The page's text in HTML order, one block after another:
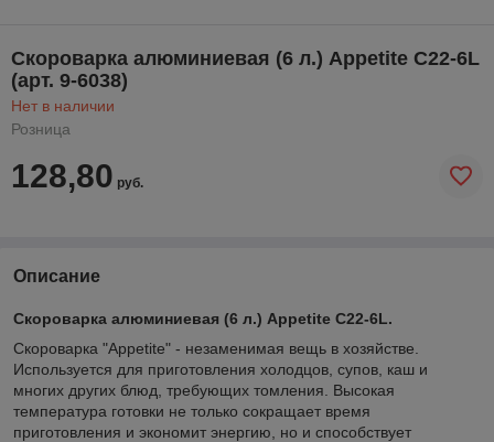
Скороварка алюминиевая (6 л.) Appetite C22-6L
(арт. 9-6038)
Нет в наличии
Розница
128,80 руб.
Описание
Скороварка алюминиевая (6 л.) Appetite C22-6L.
Скороварка "Appetite" - незаменимая вещь в хозяйстве.
Используется для приготовления холодцов, супов, каш и
многих других блюд, требующих томления. Высокая
температура готовки не только сокращает время
приготовления и экономит энергию, но и способствует